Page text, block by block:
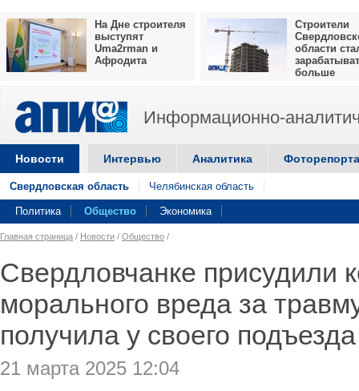
На Дне строителя
выступят
Uma2rman и
Афродита
Строители
области
больше
Информационно-
Новости Интервью Аналитика
Свердловская область Челябинская область
Политика Общество Экономика
Главная страница / Новости / Общество /
Свердловчанке присудили
морального вреда за
получила у своего подъезда
21 марта 2025 12:04